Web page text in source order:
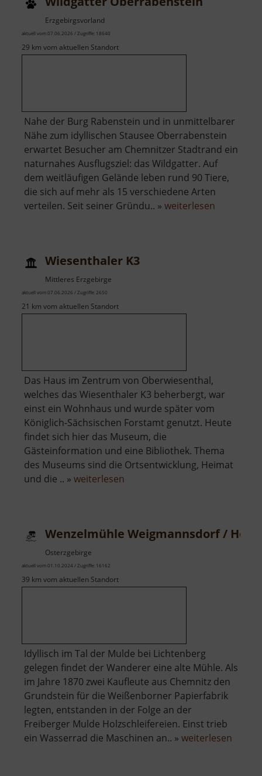
Erzgebirgsvorland
aktuell vom 07.06.2026 / Zugriffe: 18640
29 km vom aktuellen Standort
Nahe der Burg Rabenstein und in unmittelbarer
Nähe zum idyllischen Stausee Oberrabenstein
erwartet Besucher am Chemnitzer Stadtrand ein
naturnahes Ausflugsziel: das Wildgatter. Auf
dem weitläufigen Gelände leben rund 90 Tiere,
die sich auf mehr als 15 verschiedene Arten
verteilen. Seit seiner Gründu.. » weiterlesen
Wiesenthaler K3
Mittleres Erzgebirge
aktuell vom 07.06.2026 / Zugriffe: 2650
21 km vom aktuellen Standort
Das Haus im Zentrum von Oberwiesenthal,
welches das Wiesenthaler K3 beherbergt, war
einst ein Wohnhaus und wurde später vom
Königlich-Sächsischen Forstamt genutzt. Heute
findet sich hier das Museum, die
Gästeinformation und eine Bibliothek. Thema
des Museums sind die Ortsentwicklung, Heimat
und die .. » weiterlesen
Wenzelmühle Weigmannsdorf /
Osterzgebirge
aktuell vom 01.10.2024 / Zugriffe: 16162
39 km vom aktuellen Standort
Idyllisch im Tal der Mulde bei Lichtenberg
gelegen findet der Wanderer eine alte Mühle. Als
im Jahre 1870 zwei Kaufleute aus Chemnitz den
Grundstein für die Weißenborner Papierfabrik
legten, entstanden in der Folge an der
Freiberger Mulde Holzschleifereien. Einst trieb
ein Wasserrad die Maschinen an.. » weiterlesen